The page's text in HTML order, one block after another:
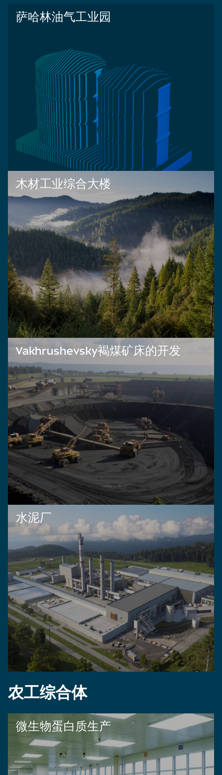
萨哈林油气工业园
木材工业综合大楼
Vakhrushevsky褐煤矿床的开发
水泥厂
农工综合体
微生物蛋白质生产